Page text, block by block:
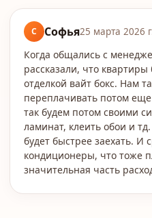
С Софья25 марта 2026
Когда общались с
рассказали, что квартиры
отделкой вайт бокс. Нам
переплачивать потом
так будем потом своими
ламинат, клеить обои и
будет быстрее заехать. И
кондиционеры, что тоже
значительная часть